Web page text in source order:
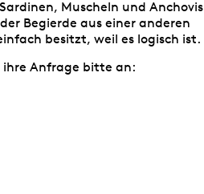
Muscheln und Anchovis
Begierde aus einer anderen
besitzt, weil es logisch ist.
Anfrage bitte an: